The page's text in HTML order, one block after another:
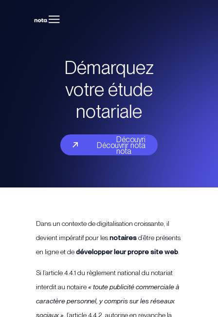
Démarquez
votre étude
notariale
Découvrir
nota
Découvrir nota
Dans un contexte de digitalisation croissante, il
devient impératif pour lesnotairesd’être présents
en ligne et dedévelopper leur propre site web
Si l’article 4.4.1 du règlement national du notariat
interdit au notaire« toute publicité commerciale à
caractère personnel, y compris sur les réseaux
sociaux » , l’article 4.4.2. autorise en revanche la